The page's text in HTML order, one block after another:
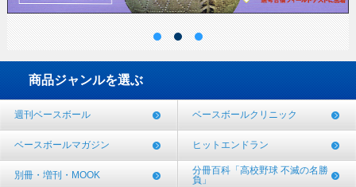
商品ジャンルを選ぶ
週刊ベースボール ベースボールクリニック
ベースボールマガジン ヒットエンドラン
別冊・増刊・MOOK
分冊百科「高校野球 不滅の名勝
負」